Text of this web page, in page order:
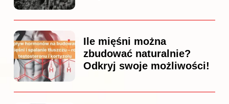
Ile mięśni można
zbudować naturalnie?
Odkryj swoje możliwości!